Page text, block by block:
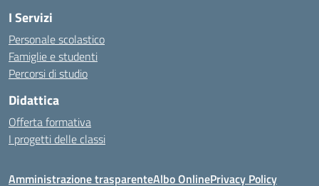
I Servizi
Personale scolastico
Famiglie e studenti
Percorsi di studio
Didattica
Offerta formativa
I progetti delle classi
Amministrazione trasparenteAlbo OnlinePrivacy Policy